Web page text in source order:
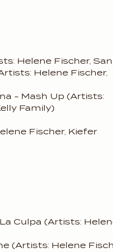
Helene Fischer,
Helene Fischer,
- Mash Up (Artists:
Family)
Fischer, Kiefer
Culpa (Artists:
(Artists: Helene